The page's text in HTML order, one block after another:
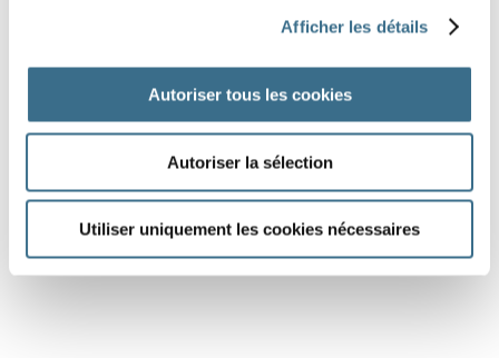
Afficher les détails
Autoriser tous les cookies
Autoriser la sélection
Utiliser uniquement les cookies nécessaires
2 :
DONE!